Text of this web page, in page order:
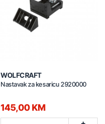
WOLFCRAFT
Nastavak za kesaricu 2920000
145,00 KM